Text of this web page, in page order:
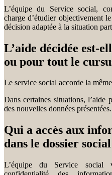
L’équipe du Service social,
charge d’étudier objectivement
décision adaptée à la situation
L’aide décidée est-
ou pour tout le
Le service social accorde la
Dans certaines situations, l’aide
des nouvelles données présentées.
Qui a accès aux
dans le dossier
L’équipe du Service